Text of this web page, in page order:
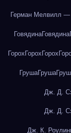
Герман Мелвилл
ГовядинаГовядина
Горох Горох Горох
ГрушаГруша
Дж. Д.
Дж. Д.
Дж. К.